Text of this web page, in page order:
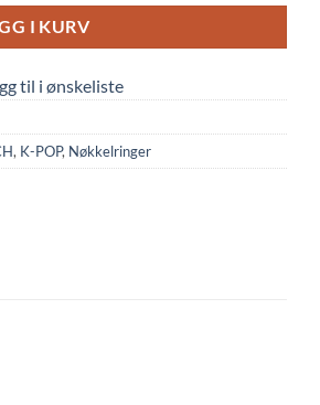
I KURV
til i ønskeliste
, K-POP, Nøkkelringer